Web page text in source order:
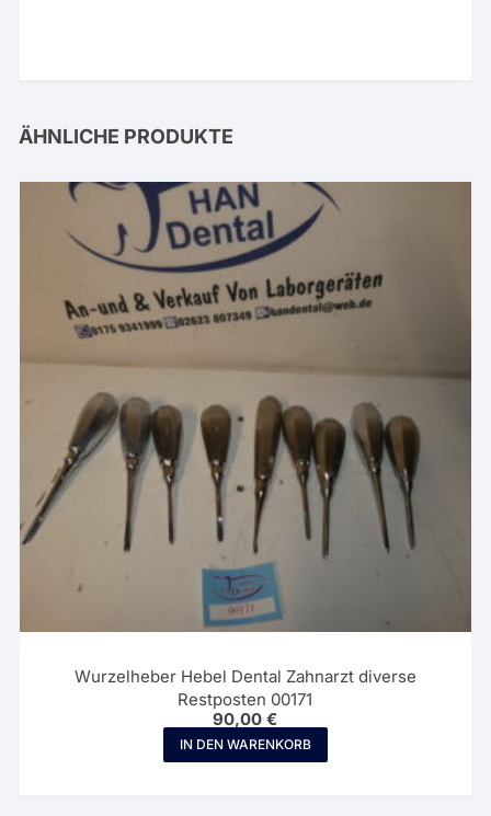
ÄHNLICHE PRODUKTE
Wurzelheber Hebel Dental Zahnarzt diverse
Restposten 00171
90,00€
IN DEN WARENKORB